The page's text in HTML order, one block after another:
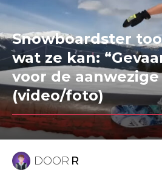
Snowboardster
wat ze kan:
voor de
(video/foto)
DOOR R